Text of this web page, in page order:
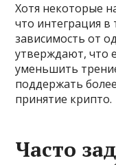
Хотя некоторые
что интеграция
зависимость от
утверждают, что
уменьшить
поддержать
принятие крипто.
Часто